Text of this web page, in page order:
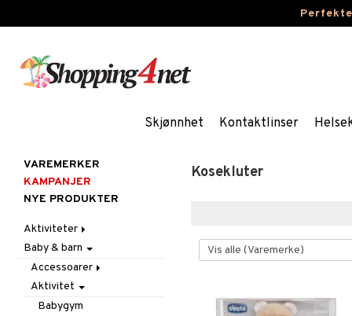
Skjønnhet Kontaktlinser
Kosekluter
VAREMERKER
KAMPANJER
NYE PRODUKTER
Aktiviteter
Aktivitetsmateriell
Aktivitetssett
Lekedeig
Perler
Baby & barn
Accessoarer
Annet
For håret
Aktivitet
Babygym